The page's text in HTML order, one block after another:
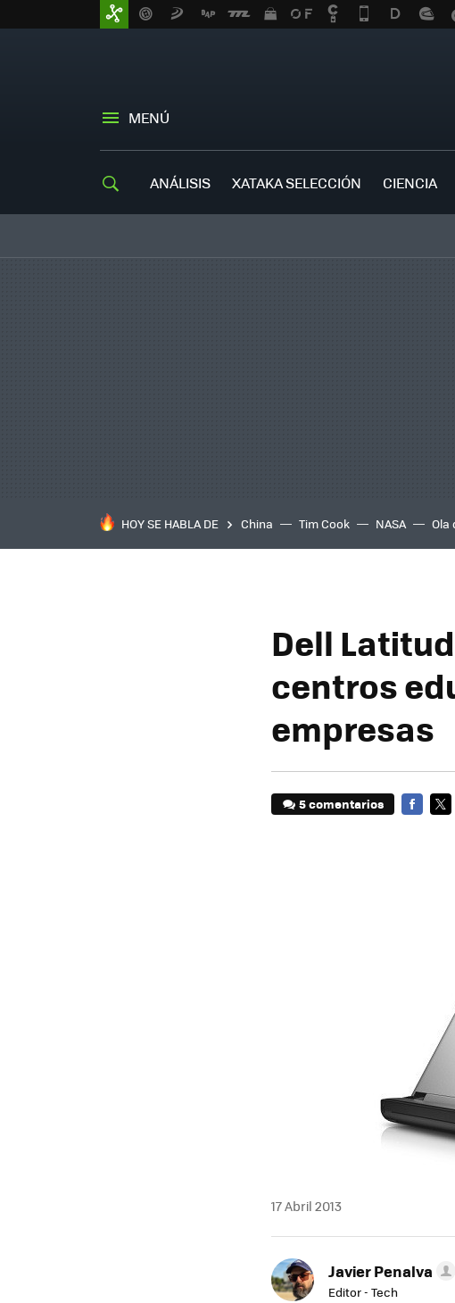
MENÚ
ANÁLISIS XATAKA SELECCIÓN CIENCIA
HOY SE HABLA DE China Tim Cook NASA Ola
Dell
centros
empresas
5 comentarios
17 Abril 2013
Javier Penalva
Editor - Tech